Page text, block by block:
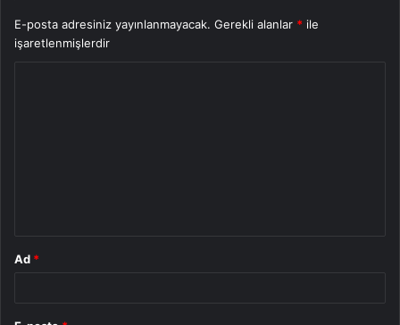
E-posta adresiniz yayınlanmayacak. Gerekli alanlar * ile
işaretlenmişlerdir
Ad *